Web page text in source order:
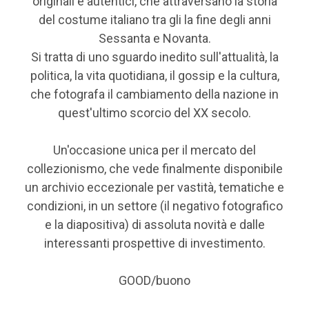
del costume italiano tra gli la fine degli anni
Sessanta e Novanta.
Si tratta di uno sguardo inedito sull'attualità, la
politica, la vita quotidiana, il gossip e la cultura,
che fotografa il cambiamento della nazione in
quest'ultimo scorcio del XX secolo.
Un'occasione unica per il mercato del
collezionismo, che vede finalmente disponibile
un archivio eccezionale per vastità, tematiche e
condizioni, in un settore (il negativo fotografico
e la diapositiva) di assoluta novità e dalle
interessanti prospettive di investimento.
GOOD/buono